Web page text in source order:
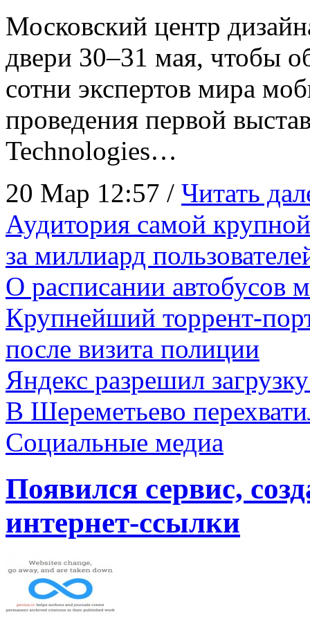
Московский центр
двери 30–31 мая, чтобы
сотни экспертов мира
проведения первой
Technologies…
20 Мар 12:57 / Читать
Аудитория самой
за миллиард
О расписании автобусов
Крупнейший торрент-
после визита полиции
Яндекс разрешил
В Шереметьево
Социальные медиа
Появился сервис,
интернет-ссылки